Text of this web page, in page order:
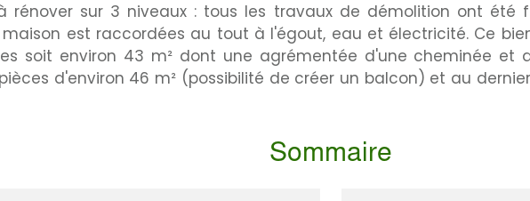
rénover sur 3 niveaux : tous les travaux de démolition ont
est raccordées au tout à l'égout, eau et électricité. Ce
soit environ 43 m² dont une agrémentée d'une cheminée et
d'environ 46 m² (possibilité de créer un balcon) et au
Sommaire